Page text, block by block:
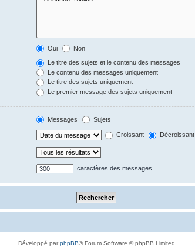
Oui Non
Le titre des sujets et le contenu des messages
Le contenu des messages uniquement
Le titre des sujets uniquement
Le premier message des sujets uniquement
Messages Sujets
Croissant Décroissant
caractères des messages
Développé parphpBB® Forum Software © phpBB Limited